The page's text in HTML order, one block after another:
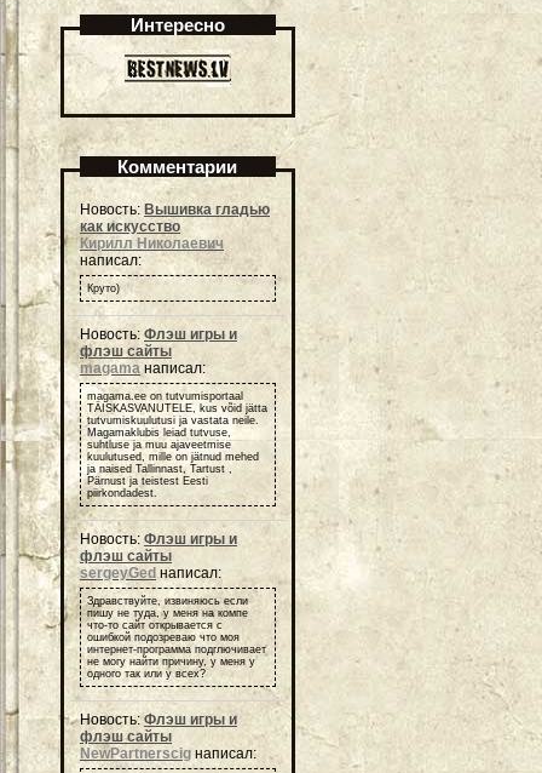
Интересно
Комментарии
Новость: Вышивка гладью
как искусство
Кирилл Николаевич
написал:
Круто)
Новость: Флэш игры и
флэш сайты
magamaнаписал:
magama.ee on tutvumisportaal
TÄISKASVANUTELE, kus võid jätta
tutvumiskuulutusi ja vastata neile.
Magamaklubis leiad tutvuse,
suhtluse ja muu ajaveetmise
kuulutused, mille on jätnud mehed
ja naised Tallinnast, Tartust ,
Pärnust ja teistest Eesti
piirkondadest.
Новость: Флэш игры и
флэш сайты
sergeyGed написал:
Здравствуйте, извиняюсь если
пишу не туда, у меня на компе
что-то сайт открывается с
ошибкой подозреваю что моя
интернет-программа подглючивает
не могу найти причину, у меня у
одного так или у всех?
Новость: Флэш игры и
флэш сайты
NewPartnerscig написал: